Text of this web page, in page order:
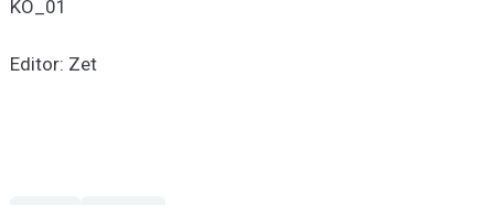
KO_01
Editor: Zet